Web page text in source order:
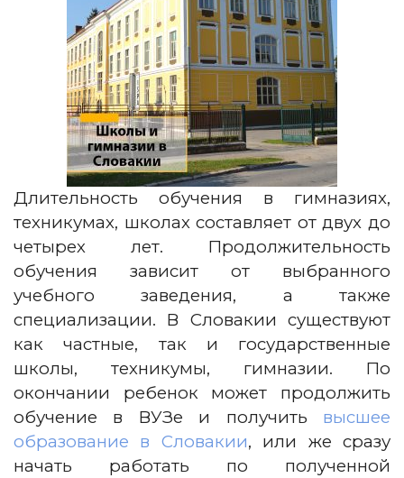
Длительность обучения в гимназиях,
техникумах, школах составляет от двух до
четырех лет. Продолжительность
обучения зависит от выбранного
учебного заведения, а также
специализации. В Словакии существуют
как частные, так и государственные
школы, техникумы, гимназии. По
окончании ребенок может продолжить
обучение в ВУЗе и получить высшее
образование в Словакии, или же сразу
начать работать по полученной